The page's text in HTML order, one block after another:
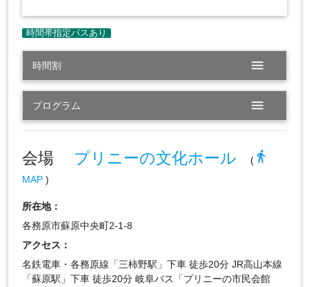
時間割 menu
プログラム menu
会場 プリニーの文化ホール (directions_walk
MAP)
所在地：
各務原市蘇原中央町2-1-8
アクセス：
名鉄電車・各務原線「三柿野駅」下車 徒歩20分 JR高山本線
「蘇原駅」下車 徒歩20分 岐阜バス「プリニーの市民会館